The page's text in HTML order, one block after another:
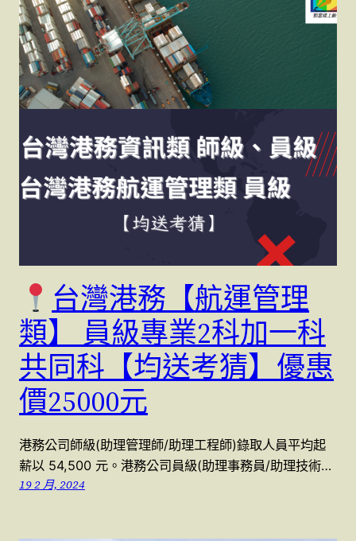
台灣港務【航運管理
類】 員級專業2科加一科
共同科【均送考猜】優惠
價25000元
港務公司師級(助理管理師/助理工程師)錄取人員平均起
薪以 54,500 元。港務公司員級(助理事務員/助理技術…
19 2 月, 2024